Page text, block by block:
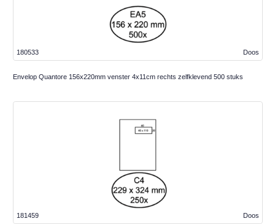
Doos
180533
Envelop Quantore 156x220mm venster 4x11cm rechts zelfklevend 500 stuks
Doos
181459